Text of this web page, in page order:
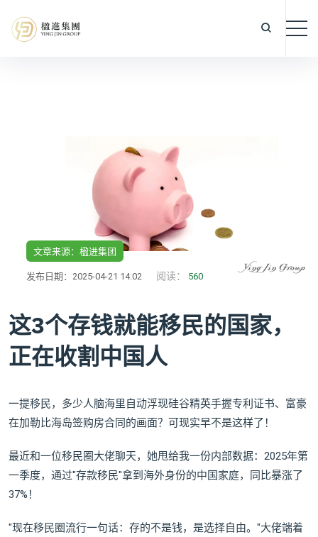
文章来源：楹进集团
发布日期：2025-04-21 14:02 阅读： 560
这3个存钱就能移民的国家，
正在收割中国人
一提移民，多少人脑海里自动浮现硅谷精英手握专利证书、富豪
在加勒比海岛签购房合同的画面？可现实早不是这样了！
最近和一位移民圈大佬聊天，她甩给我一份内部数据：2025年第
一季度，通过"存款移民"拿到海外身份的中国家庭，同比暴涨了
37%！
"现在移民圈流行一句话：存的不是钱，是选择自由。"大佬端着